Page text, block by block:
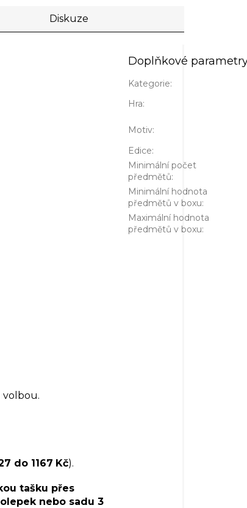
Diskuze
volbou.
do 1167 Kč).
tašku přes
nebo sadu 3
Doplňkové
Kategorie:
Hra:
Motiv:
Edice:
Minimální počet
předmětů:
Minimální hodnota
předmětů v boxu:
Maximální hodnota
předmětů v boxu: